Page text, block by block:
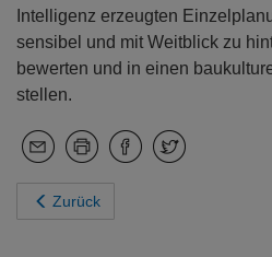
Intelligenz erzeugten
sensibel und mit Weitblick zu
bewerten und in einen
stellen.
Zurück